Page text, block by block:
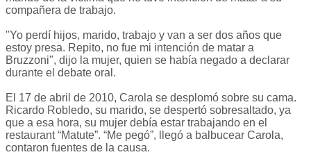
compañera de trabajo.
"Yo perdí hijos, marido, trabajo y van a ser dos años que
estoy presa. Repito, no fue mi intención de matar a
Bruzzoni", dijo la mujer, quien se había negado a declarar
durante el debate oral.
El 17 de abril de 2010, Carola se desplomó sobre su cama.
Ricardo Robledo, su marido, se despertó sobresaltado, ya
que a esa hora, su mujer debía estar trabajando en el
restaurant “Matute”. “Me pegó”, llegó a balbucear Carola,
contaron fuentes de la causa.